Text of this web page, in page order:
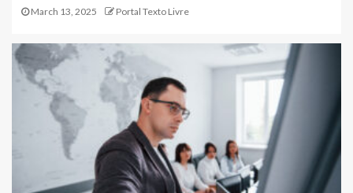
March 13, 2025 Portal Texto Livre